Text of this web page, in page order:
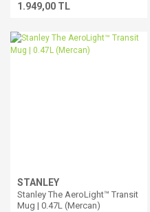
1.949,00 TL
STANLEY
Stanley The AeroLight™ Transit
Mug | 0.47L (Mercan)